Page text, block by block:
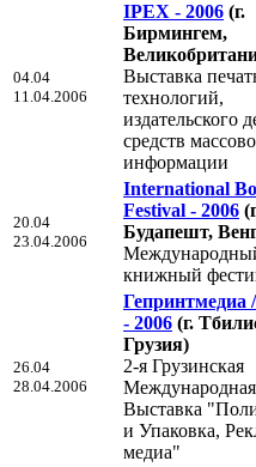
04.04
11.04.2006
IPEX - 2006 (г.
Бирмингем,
Выставка
технологий,
издательского
средств
информации
20.04
23.04.2006
International
Festival - 2006
Будапешт,
книжный
26.04
28.04.2006
Гепринтмедиа
- 2006 (г.
Грузия)
2-я Грузинская
Международная
Выставка
и Упаковка,
медиа"